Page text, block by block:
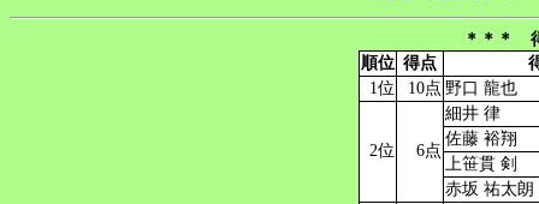
＊＊＊
順位 得点
1位
10点 野口 龍也
2位 6点
細井 律
佐藤 裕翔
上笹貫 剣
赤坂 祐太朗